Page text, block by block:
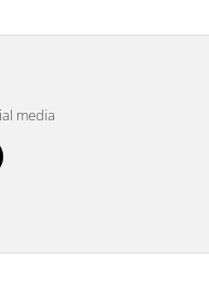
media